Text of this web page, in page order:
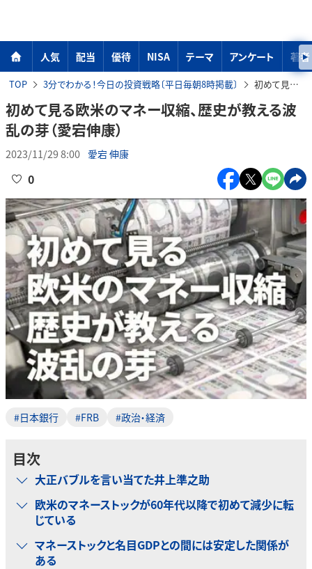
人気 配当 優待 NISA テーマ アンケート 著者
TOP 3分でわかる！今日の投資戦略〔平日毎朝8時掲載〕 初めて見る欧米のマネー収縮、歴史が教える波乱の芽（愛宕伸康）
初めて見る欧米のマネー収縮、歴史が教える波
乱の芽（愛宕伸康）
2023/11/29 8:00 愛宕 伸康
0
#日本銀行 #FRB #政治・経済
目次
大正バブルを言い当てた井上準之助
欧米のマネーストックが60年代以降で初めて減少に転
じている
マネーストックと名目GDPとの間には安定した関係が
ある